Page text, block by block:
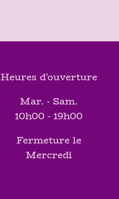
Heures d'ouverture
Mar. - Sam.
10h00 - 19h00
Fermeture le
Mercredi